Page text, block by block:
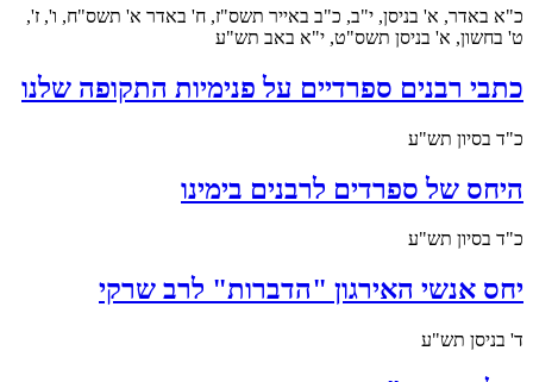
כ"א באדר, א' בניסן, י"ב, כ"ב באייר תשס"ז, ח' באדר א' תשס"ח, ו', ז',
ט' בחשון, א' בניסן תשס"ט, י"א באב תש"ע
כתבי רבנים ספרדיים על פנימיות התקופה שלנו
כ"ד בסיון תש"ע
היחס של ספרדים לרבנים בימינו
כ"ד בסיון תש"ע
יחס אנשי האירגון "הדברות" לרב שרקי
ד' בניסן תש"ע